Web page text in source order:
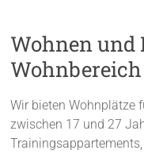
Wohnen und
Wohnbereich
Wir bieten Wohnplätze
zwischen 17 und 27